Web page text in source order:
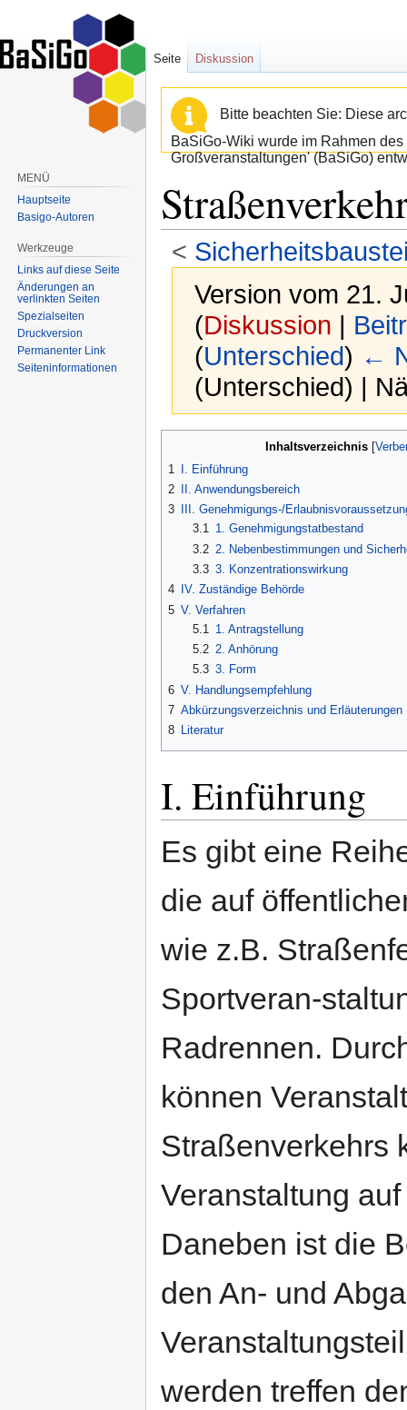
Bitte beachten Sie: Diese
BaSiGo-Wiki wurde im Rahmen
Großveranstaltungen' (BaSiGo)
<
Version vom 21.
(Diskussion |
(Unterschied) ←
(Unterschied) |
Inhaltsverzeichnis
1
I. Einführung
2
II. Anwendungsbereich
3
III. Genehmigungs-/
3.1 1. Genehmigungstatbestand
3.2 2. Nebenbestimmungen und
3.3 3. Konzentrationswirkung
4
IV. Zuständige Behörde
5 V. Verfahren
5.1
1. Antragstellung
5.2 2. Anhörung
5.3 3. Form
6 V. Handlungsempfehlung
7 Abkürzungsverzeichnis und Erläuterungen
8 Literatur
I. Einführung
Es gibt eine
die auf
wie z.B.
Sportveran-
Radrennen.
können
Straßenverkehrs
Veranstaltung
Daneben ist die
den An- und
werden treffen
Seite Diskussion
MENÜ
Hauptseite
Basigo-Autoren
Werkzeuge
Links auf diese Seite
Änderungen an
verlinkten Seiten
Spezialseiten
Druckversion
Permanenter Link
Seiten­informationen